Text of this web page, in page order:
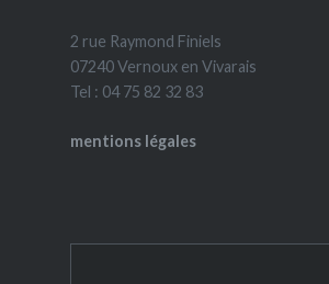
2 rue Raymond Finiels
07240 Vernoux en Vivarais
Tel : 04 75 82 32 83
mentions légales